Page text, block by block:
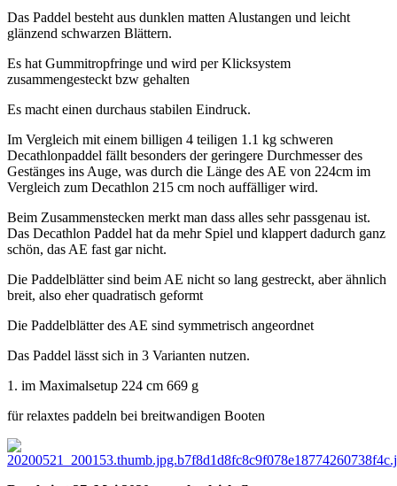
Das Paddel besteht aus dunklen matten Alustangen und leicht
glänzend schwarzen Blättern.
Es hat Gummitropfringe und wird per Klicksystem
zusammengesteckt bzw gehalten
Es macht einen durchaus stabilen Eindruck.
Im Vergleich mit einem billigen 4 teiligen 1.1 kg schweren
Decathlonpaddel fällt besonders der geringere Durchmesser des
Gestänges ins Auge, was durch die Länge des AE von 224cm im
Vergleich zum Decathlon 215 cm noch auffälliger wird.
Beim Zusammenstecken merkt man dass alles sehr passgenau ist.
Das Decathlon Paddel hat da mehr Spiel und klappert dadurch ganz
schön, das AE fast gar nicht.
Die Paddelblätter sind beim AE nicht so lang gestreckt, aber ähnlich
breit, also eher quadratisch geformt
Die Paddelblätter des AE sind symmetrisch angeordnet
Das Paddel lässt sich in 3 Varianten nutzen.
1. im Maximalsetup 224 cm 669 g
für relaxtes paddeln bei breitwandigen Booten